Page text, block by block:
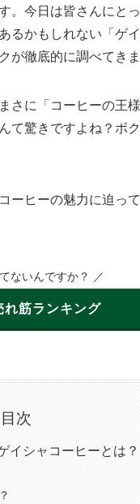
。今日は皆さんにと
るかもしれない「ゲ
が徹底的に調べてきま
さに「コーヒーの王
て驚きですよね？ボ
ーヒーの魅力に迫っ
ないんですか？ ／
れ筋ランキング
目次
イシャコーヒーとは？